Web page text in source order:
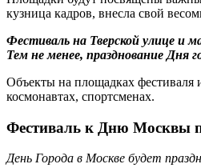
кузница кадров, внесла свой
Фестиваль на Тверской улице и
Тем не менее, празднование Дня
Объекты на площадках фестиваля
космонавтах, спортсменах.
Фестиваль к Дню Москвы
День Города в Москве будет